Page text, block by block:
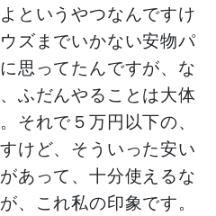
というやつなんですけ
ズまでいかない安物パ
思ってたんですが、な
ふだんやることは大体
それで５万円以下の、
けど、そういった安い
あって、十分使えるな
、これ私の印象です。